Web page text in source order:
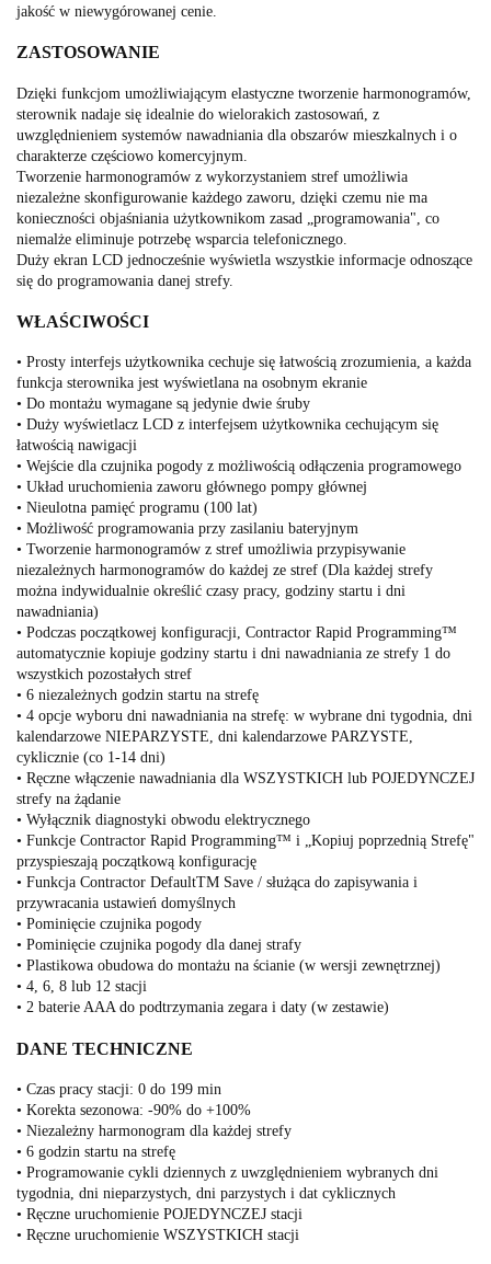
jakość w niewygórowanej cenie.
ZASTOSOWANIE
Dzięki funkcjom umożliwiającym elastyczne tworzenie harmonogramów,
sterownik nadaje się idealnie do wielorakich zastosowań, z
uwzględnieniem systemów nawadniania dla obszarów mieszkalnych i o
charakterze częściowo komercyjnym.
Tworzenie harmonogramów z wykorzystaniem stref umożliwia
niezależne skonfigurowanie każdego zaworu, dzięki czemu nie ma
konieczności objaśniania użytkownikom zasad „programowania", co
niemalże eliminuje potrzebę wsparcia telefonicznego.
Duży ekran LCD jednocześnie wyświetla wszystkie informacje odnoszące
się do programowania danej strefy.
WŁAŚCIWOŚCI
• Prosty interfejs użytkownika cechuje się łatwością zrozumienia, a każda
funkcja sterownika jest wyświetlana na osobnym ekranie
• Do montażu wymagane są jedynie dwie śruby
• Duży wyświetlacz LCD z interfejsem użytkownika cechującym się
łatwością nawigacji
• Wejście dla czujnika pogody z możliwością odłączenia programowego
• Układ uruchomienia zaworu głównego pompy głównej
• Nieulotna pamięć programu (100 lat)
• Możliwość programowania przy zasilaniu bateryjnym
• Tworzenie harmonogramów z stref umożliwia przypisywanie
niezależnych harmonogramów do każdej ze stref (Dla każdej strefy
można indywidualnie określić czasy pracy, godziny startu i dni
nawadniania)
• Podczas początkowej konfiguracji, Contractor Rapid Programming™
automatycznie kopiuje godziny startu i dni nawadniania ze strefy 1 do
wszystkich pozostałych stref
• 6 niezależnych godzin startu na strefę
• 4 opcje wyboru dni nawadniania na strefę: w wybrane dni tygodnia, dni
kalendarzowe NIEPARZYSTE, dni kalendarzowe PARZYSTE,
cyklicznie (co 1-14 dni)
• Ręczne włączenie nawadniania dla WSZYSTKICH lub POJEDYNCZEJ
strefy na żądanie
• Wyłącznik diagnostyki obwodu elektrycznego
• Funkcje Contractor Rapid Programming™ i „Kopiuj poprzednią Strefę"
przyspieszają początkową konfigurację
• Funkcja Contractor DefaultTM Save / służąca do zapisywania i
przywracania ustawień domyślnych
• Pominięcie czujnika pogody
• Pominięcie czujnika pogody dla danej strafy
• Plastikowa obudowa do montażu na ścianie (w wersji zewnętrznej)
• 4, 6, 8 lub 12 stacji
• 2 baterie AAA do podtrzymania zegara i daty (w zestawie)
DANE TECHNICZNE
• Czas pracy stacji: 0 do 199 min
• Korekta sezonowa: -90% do +100%
• Niezależny harmonogram dla każdej strefy
• 6 godzin startu na strefę
• Programowanie cykli dziennych z uwzględnieniem wybranych dni
tygodnia, dni nieparzystych, dni parzystych i dat cyklicznych
• Ręczne uruchomienie POJEDYNCZEJ stacji
• Ręczne uruchomienie WSZYSTKICH stacji